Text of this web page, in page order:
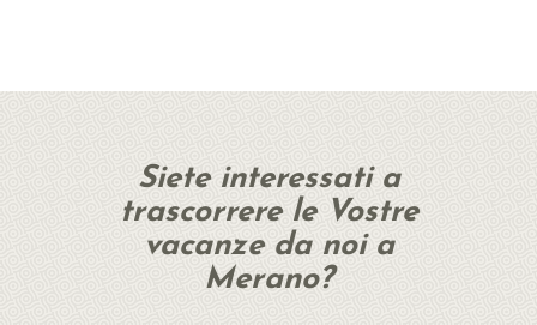
Siete interessati a
trascorrere le Vostre
vacanze da noi a
Merano?